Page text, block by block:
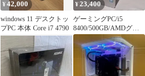
¥42,000
windows 11 デスクトッ
プPC 本体 Core i7 4790
¥23,400
ゲーミングPC/i5
8400/500GB/AMDグラ
ボ/Office搭載/HP